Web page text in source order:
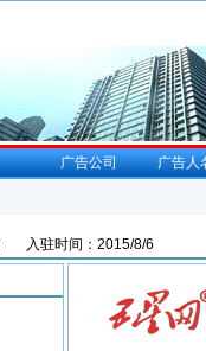
广告公司 广告人
入驻时间：2015/8/6